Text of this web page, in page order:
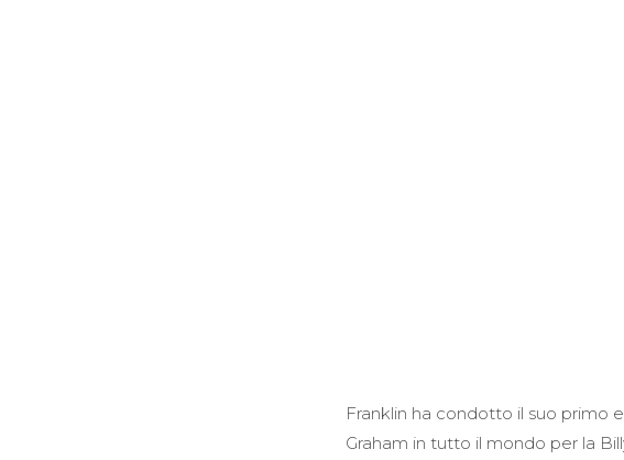
Franklin ha condotto il suo primo
Graham in tutto il mondo per la